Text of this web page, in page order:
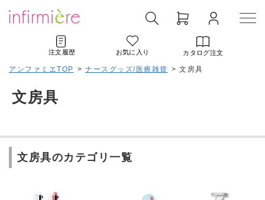
注文履歴 お気に入り カタログ注文
アンファミエTOP > ナースグッズ/医療雑貨 > 文房具
文房具
文房具のカテゴリ一覧